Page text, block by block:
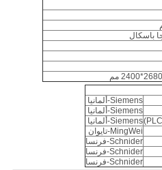
Siemens-ألمانيا
Siemens-ألمانيا
Siemens-ألمانيا
MingWei-تايوان
Schnider-فرنسا
Schnider-فرنسا
Schnider-فرنسا